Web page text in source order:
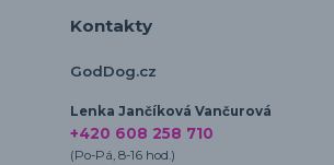
Kontakty
GodDog.cz
Lenka Jančíková Vančurová
+420 608 258 710
(Po-Pá, 8-16 hod.)